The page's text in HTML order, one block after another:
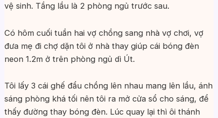
vệ sinh. Tầng lầu là 2 phòng ngủ trước sau.
Có hôm cuối tuần hai vợ chồng sang nhà vợ chơi, vợ
đưa mẹ đi chợ dặn tôi ở nhà thay giúp cái bóng đèn
neon 1.2m ở trên phòng ngủ dì Út.
Tôi lấy 3 cái ghế đẩu chồng lên nhau mang lên lầu, ánh
sáng phòng khá tối nên tôi ra mở cửa sổ cho sáng, để
thấy đường thay bóng đèn. Lúc quay lại thì ôi thánh